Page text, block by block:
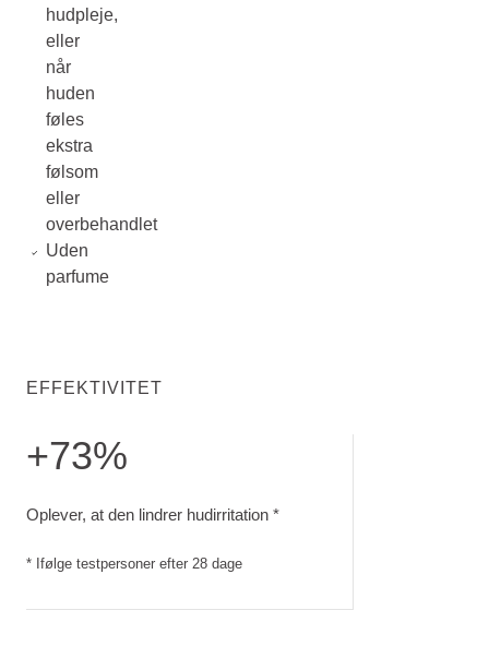
hudpleje,
eller
når
huden
føles
ekstra
følsom
eller
overbehandlet
Uden
parfume
EFFEKTIVITET
+73%
Oplever, at den lindrer hudirritation *
* Ifølge testpersoner efter 28 dage